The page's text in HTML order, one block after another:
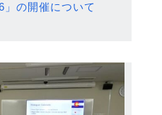
の開催について